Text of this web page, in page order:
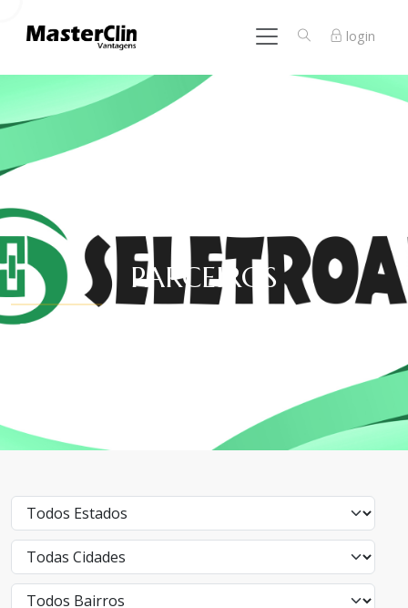
login
PARCEIROS
São milhares de vantagens para você!